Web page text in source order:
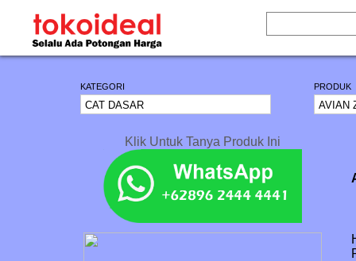
KATEGORI PRODUK
Klik Untuk Tanya Produk Ini